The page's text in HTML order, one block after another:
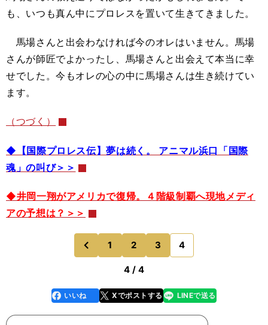
も、いつも真ん中にプロレスを置いて生きてきました。
馬場さんと出会わなければ今のオレはいません。馬場
さんが師匠でよかったし、馬場さんと出会えて本当に幸
せでした。今もオレの心の中に馬場さんは生き続けてい
ます。
（つづく）
◆【国際プロレス伝】夢は続く。 アニマル浜口「国際
魂」の叫び＞＞
◆井岡一翔がアメリカで復帰。４階級制覇へ現地メディ
アの予想は？＞＞
前
のページへ
1 2 3 4
4 / 4
faceboo
k
いいね Xでポストする
line LINEで送る